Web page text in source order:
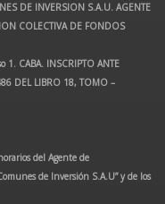
DE INVERSION S.A.U. AGENTE
COLECTIVA DE FONDOS
1. CABA. INSCRIPTO ANTE
DEL LIBRO 18, TOMO –
del Agente de
de Inversión S.A.U” y de los